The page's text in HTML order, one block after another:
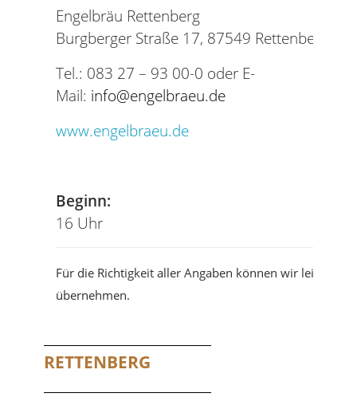
Engelbräu Rettenberg
Burgberger Straße 17, 87549 Rettenberg /
Tel.: 083 27 – 93 00-0 oder E-
Mail: info@engelbraeu.de
www.engelbraeu.de
Beginn:
16 Uhr
Für die Richtigkeit aller Angaben können wir leider
übernehmen.
RETTENBERG